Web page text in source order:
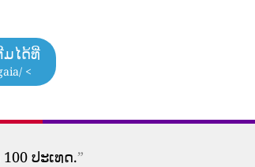
ມໄດ້ທີ່
<
ປະເທດ.”